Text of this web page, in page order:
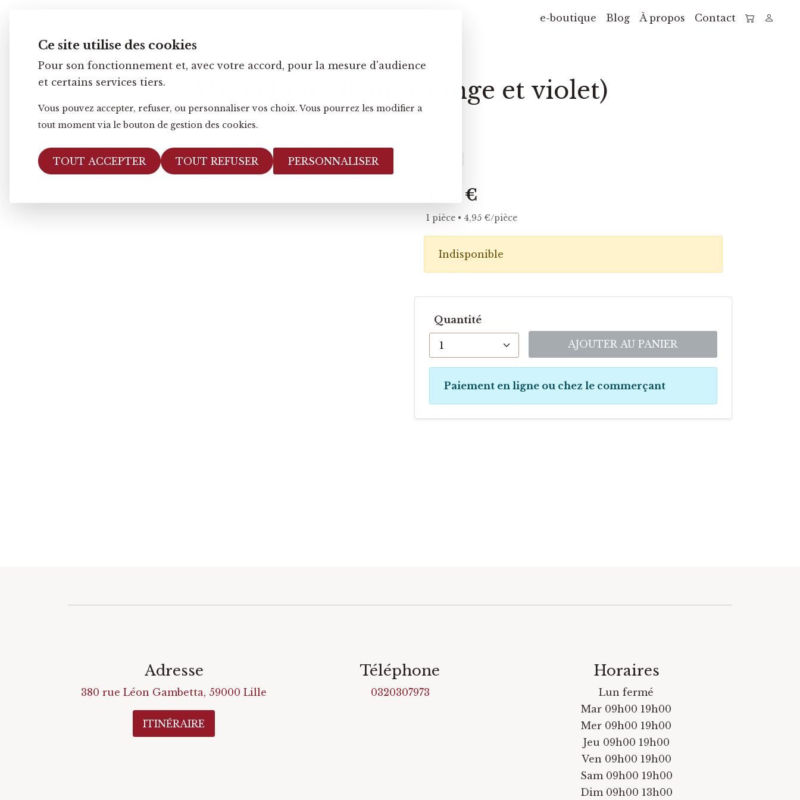
Ce site utilise des cookies
Pour son fonctionnement et, avec votre accord, pour la mesure d'audience
et certains services tiers.
Vous pouvez accepter, refuser, ou personnaliser vos choix. Vous pourrez les modifier a
tout moment via le bouton de gestion des cookies.
TOUT ACCEPTER TOUT REFUSER PERSONNALISER
e-boutique Blog À propos Contact
Mini choux fleur (orange et violet)
4,95 €
1 pièce • 4,95 €/pièce
Indisponible
Quantité
AJOUTER AU PANIER
Paiement en ligne ou chez le commerçant
Adresse
380 rue Léon Gambetta, 59000 Lille
ITINÉRAIRE
Téléphone
0320307973
Horaires
Lun fermé
Mar 09h00 19h00
Mer 09h00 19h00
Jeu 09h00 19h00
Ven 09h00 19h00
Sam 09h00 19h00
Dim 09h00 13h00